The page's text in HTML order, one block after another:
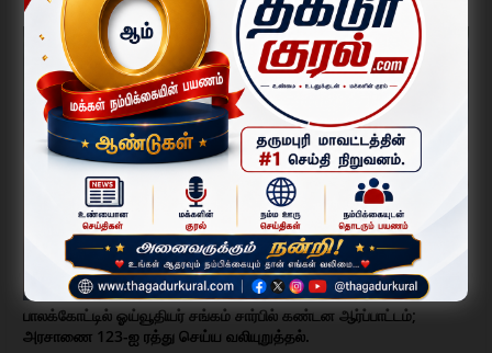
August 04, 2026
பாலக்கோடு
பாலக்கோட்டில் ஓய்வூதியர் சங்கம் சார்பில் கண்டன ஆர்ப்பாட்டம்;
அரசாணை 123-ஐ ரத்து செய்ய வலியுறுத்தல்.